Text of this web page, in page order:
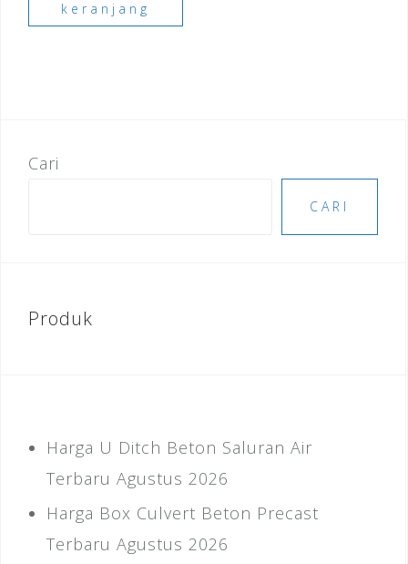
keranjang
Cari
CARI
Produk
Harga U Ditch Beton Saluran Air
Terbaru Agustus 2026
Harga Box Culvert Beton Precast
Terbaru Agustus 2026